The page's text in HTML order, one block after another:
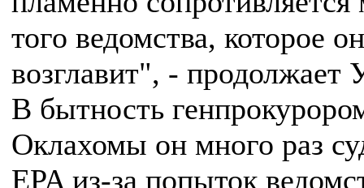
того ведомства, которое он
возглавит", - продолжает
В бытность
Оклахомы он много раз
EPA из-за попыток